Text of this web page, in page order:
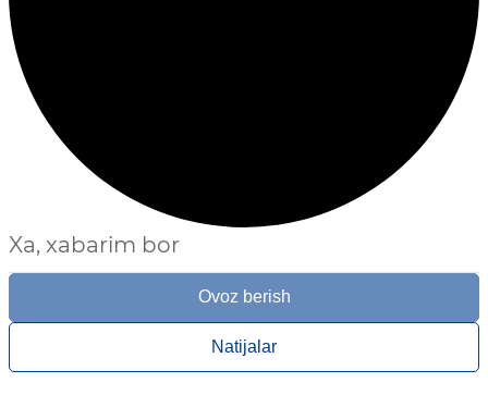
Xa, xabarim bor
Ovoz berish
Natijalar